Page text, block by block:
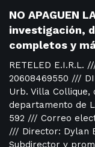
NO APAGUEN
investigación,
completos y
RETELED E.I.R.L.
20608469550 ///
Urb. Villa Collique,
departamento de
592 /// Correo
/// Director: Dylan
Subdirector y